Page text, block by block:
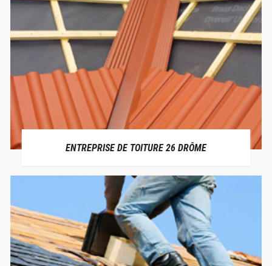
ENTREPRISE DE TOITURE 26 DRÔME